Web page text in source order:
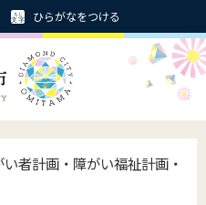
ひらがなをつける
い者計画・障がい福祉計画・